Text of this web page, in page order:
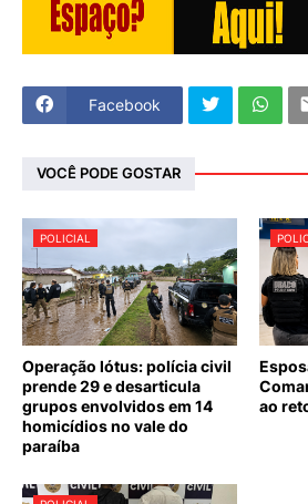
Facebook
VOCÊ PODE GOSTAR
POLICIAL
Operação lótus: polícia civil
prende 29 e desarticula
grupos envolvidos em 14
homicídios no vale do
paraíba
ao